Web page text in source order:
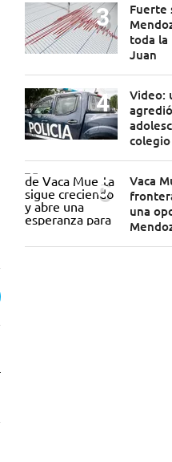
Fuerte
toda la
Juan
Video:
Vaca
una